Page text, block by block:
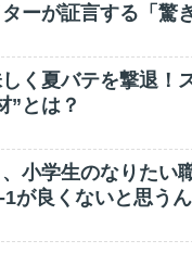
ーが証言する「驚
しく夏バテを撃退！
”とは？
小学生のなりたい
が良くないと思うん